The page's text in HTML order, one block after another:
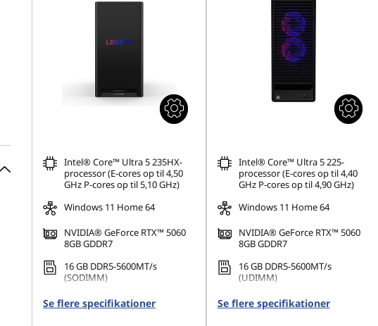
Intel® Core™ Ultra 5 235HX-
processor (E-cores op til 4,50
GHz P-cores op til 5,10 GHz)
Windows 11 Home 64
NVIDIA® GeForce RTX™ 5060
8GB GDDR7
16 GB DDR5-5600MT/s
(SODIMM)
1 TB SSD M.2 2280 PCIe Gen4
TLC
Se flere specifikationer
Intel® Core™ Ultra 5 225-
processor (E-cores op til 4,40
GHz P-cores op til 4,90 GHz)
Windows 11 Home 64
NVIDIA® GeForce RTX™ 5060
8GB GDDR7
16 GB DDR5-5600MT/s
(UDIMM)
512 GB SSD M.2 2280 PCIe
Gen4 TLC
Se flere specifikationer